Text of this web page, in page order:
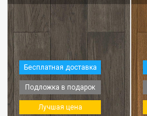
Бесплатная доставка
Подложка в подарок
Лучшая цена